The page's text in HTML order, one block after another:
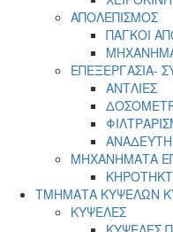
ΑΠΟΛΕΠΙΣΜΟΣ
ΠΑΓΚΟΙ
ΕΠΕΞΕΡΓΑΣΙΑ-
ΑΝΤΛΙΕΣ
ΜΗΧΑΝΗΜΑΤΑ
ΤΜΗΜΑΤΑ ΚΥΨΕΛΩΝ
ΚΥΨΕΛΕΣ